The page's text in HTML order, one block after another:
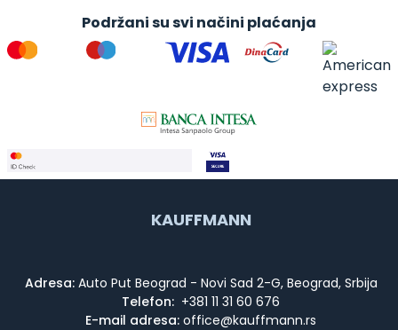
Podržani su svi načini plaćanja
KAUFFMANN
Adresa:Auto Put Beograd - Novi Sad 2-G, Beograd, Srbija
Telefon: +381 11 31 60 676
E-mail adresa: